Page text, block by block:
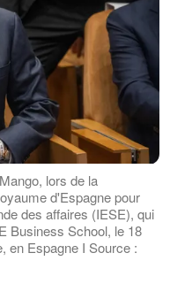
lors de la
d'Espagne pour
des affaires (IESE), qui
Business School, le 18
en Espagne I Source :